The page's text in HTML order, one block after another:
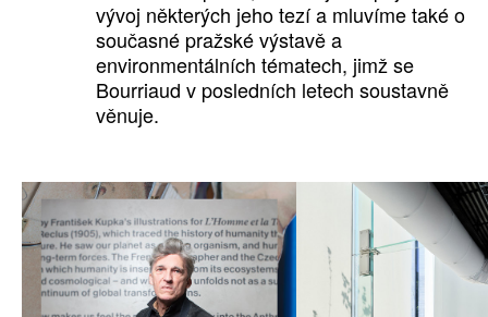
vývoj některých jeho tezí a mluvíme také o
současné pražské výstavě a
environmentálních tématech, jimž se
Bourriaud v posledních letech soustavně
věnuje.